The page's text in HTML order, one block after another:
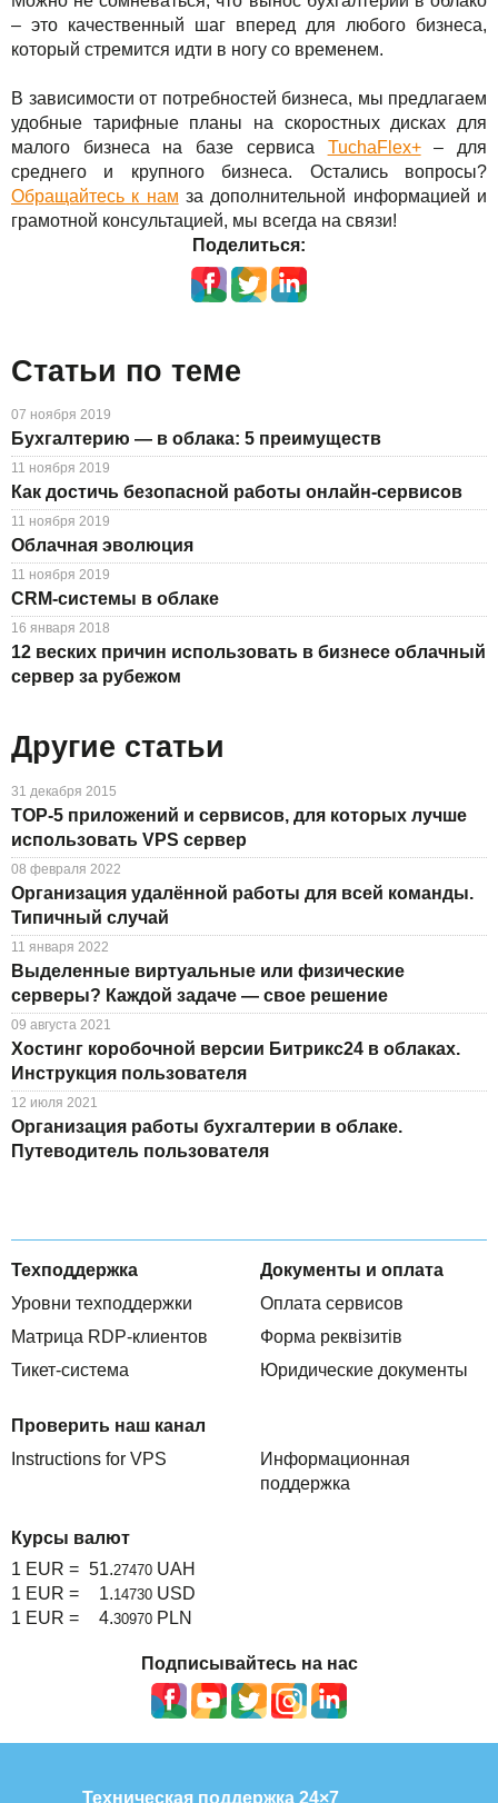
– это качественный шаг вперед для любого бизнеса,
который стремится идти в ногу со временем.
В зависимости от потребностей бизнеса, мы предлагаем
удобные тарифные планы на скоростных дисках для
малого бизнеса на базе сервиса TuchaFlex+– для
среднего и крупного бизнеса. Остались вопросы?
Обращайтесь к нам за дополнительной информацией и
грамотной консультацией, мы всегда на связи!
Поделиться:
Статьи по теме
07 ноября 2019
Бухгалтерию — в облака: 5 преимуществ
11 ноября 2019
Как достичь безопасной работы онлайн-сервисов
11 ноября 2019
Облачная эволюция
11 ноября 2019
CRM-системы в облаке
16 января 2018
12 веских причин использовать в бизнесе облачный
сервер за рубежом
Другие статьи
31 декабря 2015
TOP-5 приложений и сервисов, для которых лучше
использовать VPS сервер
08 февраля 2022
Организация удалённой работы для всей команды.
Типичный случай
11 января 2022
Выделенные виртуальные или физические
серверы? Каждой задаче — свое решение
09 августа 2021
Хостинг коробочной версии Битрикс24 в облаках.
Инструкция пользователя
12 июля 2021
Организация работы бухгалтерии в облаке.
Путеводитель пользователя
Техподдержка
Уровни техподдержки
Матрица RDP-клиентов
Тикет-система
Документы и оплата
Оплата сервисов
Форма реквізитів
Юридические документы
Проверить наш канал
Instructions for VPS
Информационная
поддержка
Курсы валют
1 EUR = 51.27470 UAH
1 EUR =
1.14730 USD
1 EUR =
4.30970 PLN
Подписывайтесь на нас
Техническая поддержка 24×7